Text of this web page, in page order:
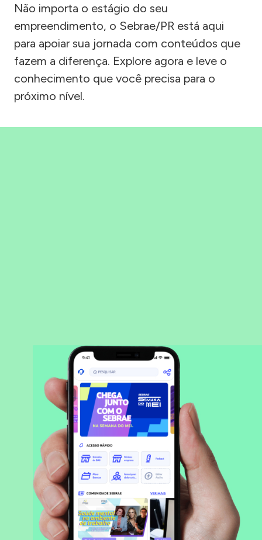
Não importa o estágio do seu
empreendimento, o Sebrae/PR está aqui
para apoiar sua jornada com conteúdos que
fazem a diferença. Explore agora e leve o
conhecimento que você precisa para o
próximo nível.